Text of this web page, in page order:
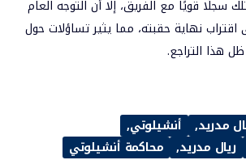
سجلًا قويًا مع الفريق، إلا أن التوجه العام
اقتراب نهاية حقبته، مما يثير تساؤلات حول
هذا التراجع.
مدريد
أنشيلوتي
ريال مدريد محاكمة أنشيلوتي